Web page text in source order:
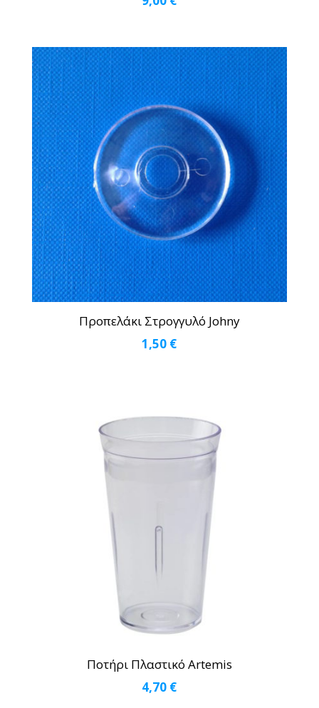
Προπελάκι Στρογγυλό Johny
1,50 €
Ποτήρι Πλαστικό Artemis
4,70 €